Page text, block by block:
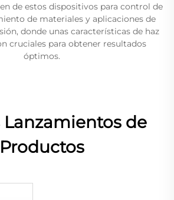
de estos dispositivos para control de
de materiales y aplicaciones de
donde unas características de haz
cruciales para obtener resultados
óptimos.
Lanzamientos de
Productos